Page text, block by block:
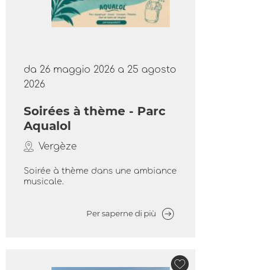
da 26 maggio 2026 a 25 agosto
2026
Soirées à thème - Parc
Aqualol
Vergèze
Soirée à thème dans une ambiance
musicale.
Per saperne di più